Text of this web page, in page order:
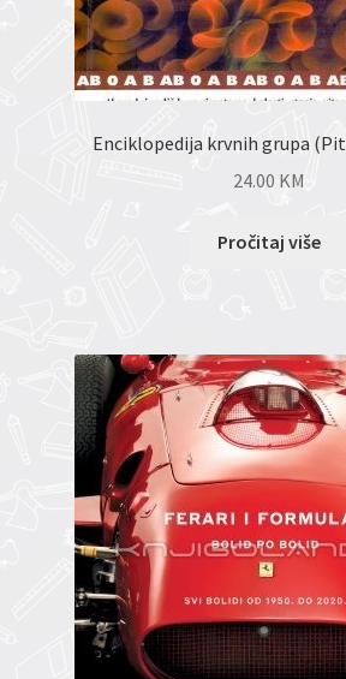
Enciklopedija krvnih grupa
24.00 KM
Pročitaj više